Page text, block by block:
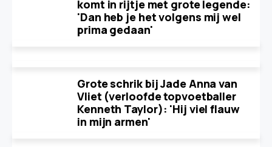
komt in rijtje met grote legende:
'Dan heb je het volgens mij wel
prima gedaan'
Grote schrik bij Jade Anna van
Vliet (verloofde topvoetballer
Kenneth Taylor): 'Hij viel flauw
in mijn armen'